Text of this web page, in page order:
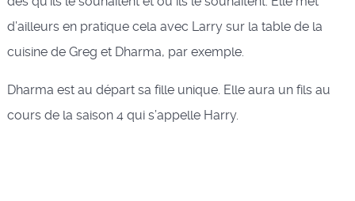
d’ailleurs en pratique cela avec Larry sur la table de la
cuisine de Greg et Dharma, par exemple.
Dharma est au départ sa fille unique. Elle aura un fils au
cours de la saison 4 qui s’appelle Harry.